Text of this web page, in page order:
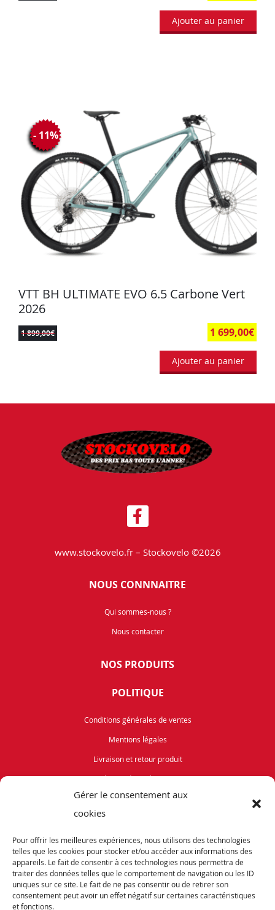
Gérer le consentement aux
cookies
Pour offrir les meilleures expériences, nous utilisons des technologies
telles que les cookies pour stocker et/ou accéder aux informations des
appareils. Le fait de consentir à ces technologies nous permettra de
traiter des données telles que le comportement de navigation ou les ID
uniques sur ce site. Le fait de ne pas consentir ou de retirer son
consentement peut avoir un effet négatif sur certaines caractéristiques
et fonctions.
Ajouter au panier
VTT BH ULTIMATE EVO 6.5 Carbone Vert
2026
1 899,00€ 1 699,00€
- 11%
Ajouter au panier
www.stockovelo.fr – Stockovelo ©2026
NOUS CONNNAITRE
Qui sommes-nous ?
Nous contacter
NOS PRODUITS
POLITIQUE
Conditions générales de ventes
Mentions légales
Livraison et retour produit
Politique de cookies (UE)
Occasions
ABONNEZ-VOUS
Recevez notre newsletter et tenez vous informés de nos dernières offres et